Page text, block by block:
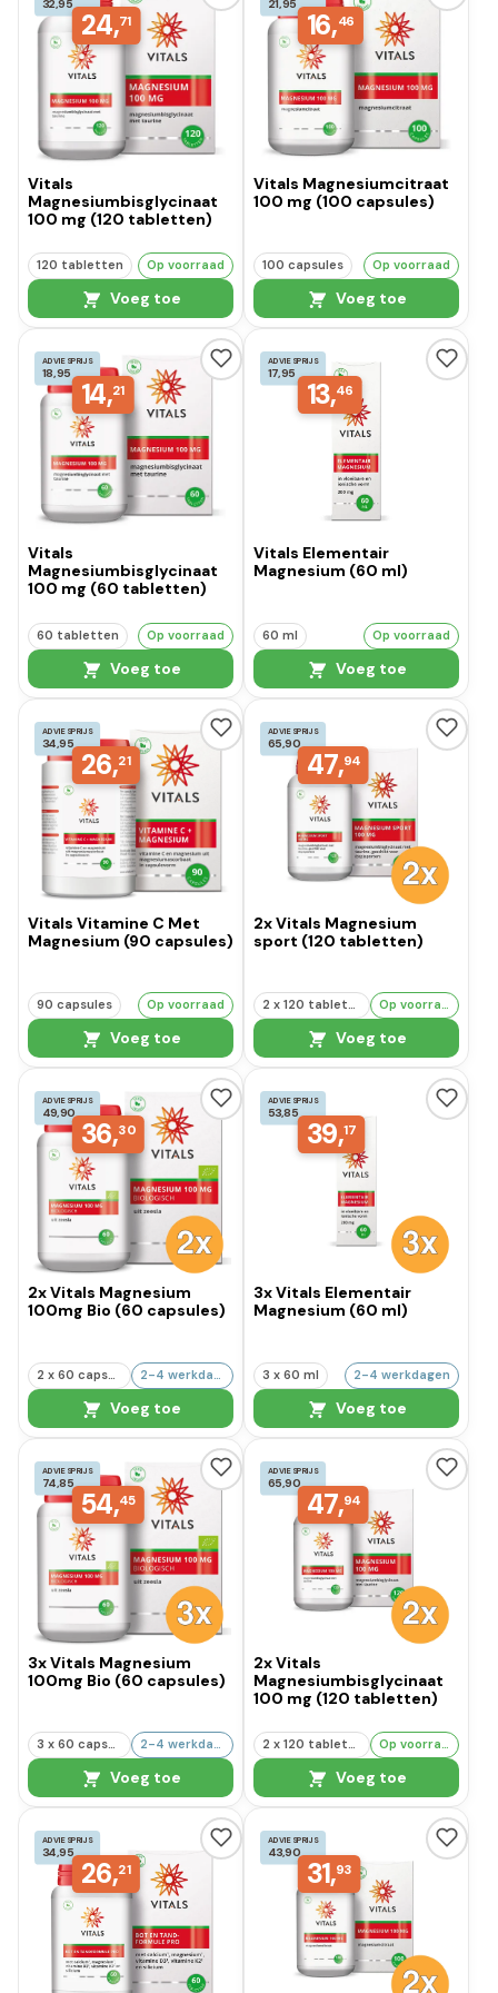
24,71
Vitals
Magnesiumbisglycinaat
100 mg (120 tabletten)
120 tabletten Op voorraad
Voeg toe
16,46
Vitals Magnesiumcitraat
100 mg (100 capsules)
100 capsules Op voorraad
Voeg toe
ADVIESPRIJS
18,95
14,21
Vitals
Magnesiumbisglycinaat
100 mg (60 tabletten)
60 tabletten Op voorraad
Voeg toe
ADVIESPRIJS
17,95
13,46
Vitals Elementair
Magnesium (60 ml)
60 ml Op voorraad
Voeg toe
ADVIESPRIJS
34,95
26,21
Vitals Vitamine C Met
Magnesium (90 capsules)
90 capsules Op voorraad
Voeg toe
ADVIESPRIJS
65,90
47,94
2x Vitals Magnesium
sport (120 tabletten)
2 x 120 tabletten Op voorraad
Voeg toe
ADVIESPRIJS
49,90
36,30
2x Vitals Magnesium
100mg Bio (60 capsules)
Voeg toe
ADVIESPRIJS
53,85
39,17
3x Vitals Elementair
Magnesium (60 ml)
3 x 60 ml 2-4 werkdagen
Voeg toe
ADVIESPRIJS
74,85
54,45
3x Vitals Magnesium
100mg Bio (60 capsules)
3 x 60 capsules 2-4 werkdagen
Voeg toe
ADVIESPRIJS
65,90
47,94
2x Vitals
Magnesiumbisglycinaat
100 mg (120 tabletten)
2 x 120 tabletten Op voorraad
Voeg toe
ADVIESPRIJS
34,95
26,21
ADVIESPRIJS
43,90
31,93